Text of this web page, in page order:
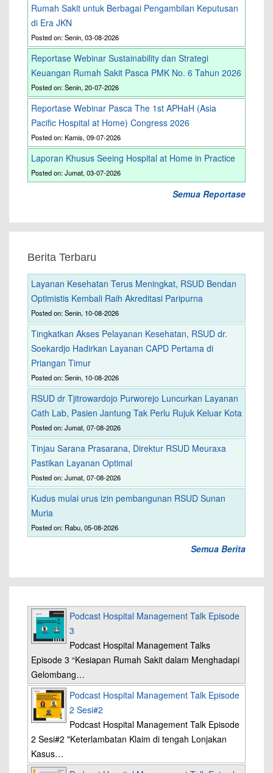
Rumah Sakit untuk Berbagai Pengambilan Keputusan
di Era JKN
Posted on: Senin, 03-08-2026
Reportase Webinar Sustainability dan Strategi
Keuangan Rumah Sakit Pasca PMK No. 6 Tahun 2026
Posted on: Senin, 20-07-2026
Reportase Webinar Pasca The 1st APHaH (Asia
Pacific Hospital at Home) Congress 2026
Posted on: Kamis, 09-07-2026
Laporan Khusus Seeing Hospital at Home in Practice
Posted on: Jumat, 03-07-2026
Semua Reportase
Berita Terbaru
Layanan Kesehatan Terus Meningkat, RSUD Bendan
Optimistis Kembali Raih Akreditasi Paripurna
Posted on: Senin, 10-08-2026
Tingkatkan Akses Pelayanan Kesehatan, RSUD dr.
Soekardjo Hadirkan Layanan CAPD Pertama di
Priangan Timur
Posted on: Senin, 10-08-2026
RSUD dr Tjitrowardojo Purworejo Luncurkan Layanan
Cath Lab, Pasien Jantung Tak Perlu Rujuk Keluar Kota
Posted on: Jumat, 07-08-2026
Tinjau Sarana Prasarana, Direktur RSUD Meuraxa
Pastikan Layanan Optimal
Posted on: Jumat, 07-08-2026
Kudus mulai urus izin pembangunan RSUD Sunan
Muria
Posted on: Rabu, 05-08-2026
Semua Berita
Podcast Hospital Management Talk Episode
3
Podcast Hospital Management Talks
Episode 3 “Kesiapan Rumah Sakit dalam Menghadapi
Gelombang…
Podcast Hospital Management Talk Episode
2 Sesi#2
Podcast Hospital Management Talk Episode
2 Sesi#2 "Keterlambatan Klaim di tengah Lonjakan
Kasus…